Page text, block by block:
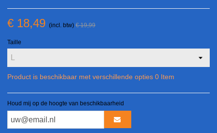
€ 18,49 (incl. btw) € 19,99
Taille
Product is beschikbaar met verschillende opties 0 Item
Houd mij op de hoogte van beschikbaarheid